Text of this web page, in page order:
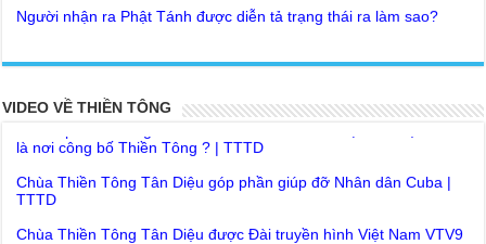
Đức Phật dạy về cách tạo Công Đức và Phước Đức
Như Lai Thanh Tịnh Thiền, Thiền Tông và Tổ Sư thiền là sao?
Lục Diệu Pháp Môn
Tu theo Thiền tông phải bỏ hết sao?
Yếu chỉ Thiền tông, Bí mật Thiền tông là sao?
VIDEO VỀ THIỀN TÔNG
Giải đáp Thiền tông P19 - Ma Vương là ai? Cha để đức cho con?
Nguyễn Nhân nói gì?
Giải đáp Thiền tông P18 – Cõi vô sanh ở đâu? Tại sao Việt Nam
là nơi công bố Thiền Tông ? | TTTD
Chùa Thiền Tông Tân Diệu góp phần giúp đỡ Nhân dân Cuba |
Chùa Thiền Tông Tân Diệu được Đài truyền hình Việt Nam VTV9